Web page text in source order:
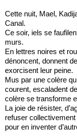
Cette nuit, Mael,
Canal.
Ce soir, iels se
murs.
En lettres noires et
dénoncent, donnent
exorcisent leur peine.
Mus par une colère
courent, escaladent
colère se transforme
La joie de résister,
refuser
pour en inventer